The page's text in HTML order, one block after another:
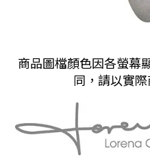
商品圖檔顏色因各螢幕
同，請以實